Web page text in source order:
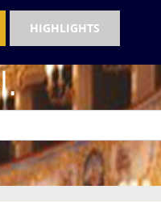
HIGHLIGHTS